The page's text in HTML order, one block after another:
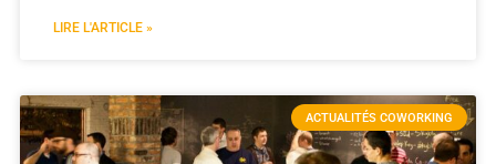
LIRE L'ARTICLE »
ACTUALITÉS COWORKING